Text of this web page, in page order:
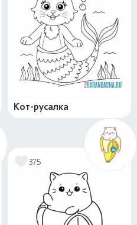
Кот-русалка
375